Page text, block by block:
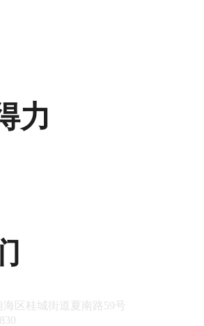
力
区桂城街道夏南路59号